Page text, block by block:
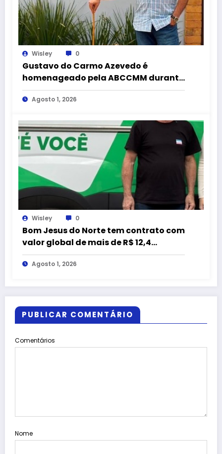
Wisley 0
Gustavo do Carmo Azevedo é
homenageado pela ABCCMM durante
a 43ª Exposição Nacional do
Mangalarga Marchador
Agosto 1, 2026
Wisley 0
Bom Jesus do Norte tem contrato com
valor global de mais de R$ 12,4
milhões com empresa citada em
representação do MPC-ES
Agosto 1, 2026
PUBLICAR COMENTÁRIO
Comentários
Nome